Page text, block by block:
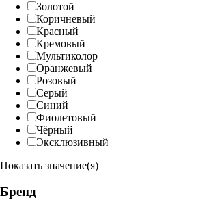
Золотой
Коричневый
Красный
Кремовый
Мультиколор
Оранжевый
Розовый
Серый
Синий
Фиолетовый
Чёрный
Эксклюзивный
Показать значение(я)
Бренд